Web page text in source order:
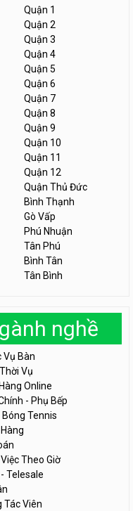
Quận 1
Quận 2
Quận 3
Quận 4
Quận 5
Quận 6
Quận 7
Quận 8
Quận 9
Quận 10
Quận 11
Quận 12
Quận Thủ Đức
Bình Thạnh
Gò Vấp
Phú Nhuận
Tân Phú
Bình Tân
Tân Bình
nghề
Vụ Bàn
Vụ
Online
- Phụ Bếp
Bóng Tennis
Theo Giờ
Telesale
Tác Viên